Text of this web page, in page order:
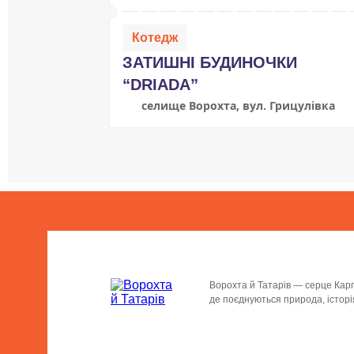
Котедж
ЗАТИШНІ БУДИНОЧКИ
“DRIADA”
селище Ворохта, вул. Грицулівка
Ворохта й Татарів — серце
де поєднуються природа,